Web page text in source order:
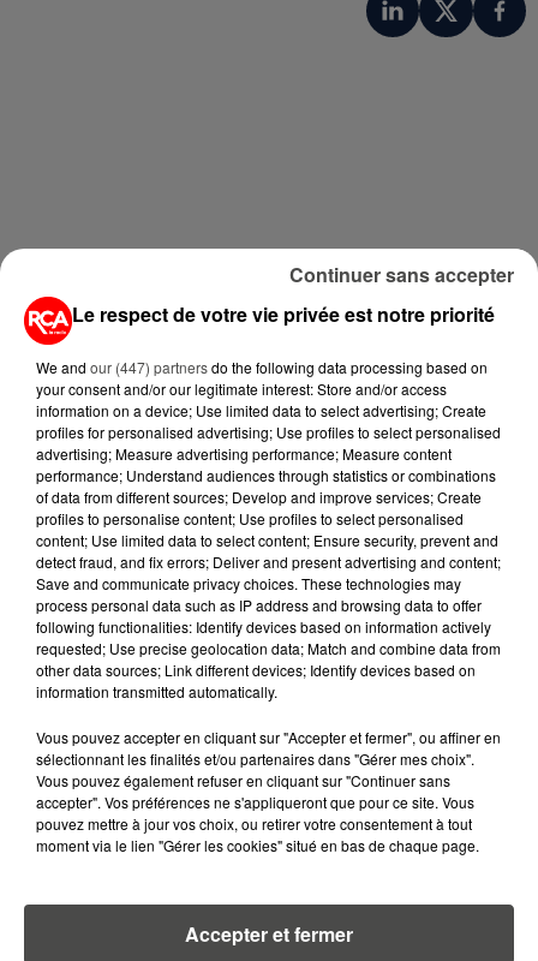
MÉGOTS ET FEUX DE FORÊT : LES
INDUSTRIELS DU TABAC BIENTÔT
TAXÉS...
6 août 2026
CANICULE : POURQUOI LES
BOUTEILLES D'EAU
DISPARAISSENT DES RAYONS...
5 août 2026
MANGER SAINEMENT COÛTE 25 %
PLUS CHER QU'IL Y A CINQ ANS,
ALERTE L’ONU
QUELLES SONT LES MARQUES QUI
OFFRENT LE MEILLEUR RAPPORT...
5 août 2026
Le respect de votre vie privée est notre priorité
We and our (447) partnersdo the following data processing based on
your consent and/or our legitimate interest: Store and/or access
information on a device; Use limited data to select advertising; Create
profiles for personalised advertising; Use profiles to select personalised
advertising; Measure advertising performance; Measure content
performance; Understand audiences through statistics or combinations
of data from different sources; Develop and improve services; Create
profiles to personalise content; Use profiles to select personalised
content; Use limited data to select content; Ensure security, prevent and
detect fraud, and fix errors; Deliver and present advertising and content;
Save and communicate privacy choices. These technologies may
process personal data such as IP address and browsing data to offer
following functionalities: Identify devices based on information actively
requested; Use precise geolocation data; Match and combine data from
other data sources; Link different devices; Identify devices based on
information transmitted automatically.
Vous pouvez accepter en cliquant sur "Accepter et fermer", ou affiner en
sélectionnant les finalités et/ou partenaires dans "Gérer mes choix".
Vous pouvez également refuser en cliquant sur "Continuer sans
accepter". Vos préférences ne s'appliqueront que pour ce site. Vous
pouvez mettre à jour vos choix, ou retirer votre consentement à tout
moment via le lien "Gérer les cookies" situé en bas de chaque page.
Accepter et fermer
Continuer sans accepter